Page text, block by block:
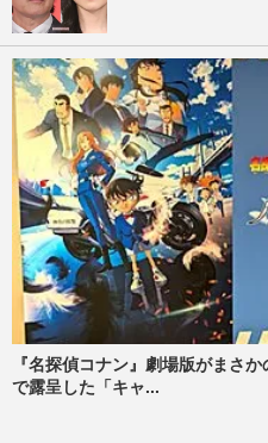
『名探偵コナン』劇場版がまさ
で露呈した「キャ...